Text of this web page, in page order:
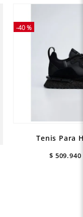
-40 %
Tenis Para
$ 509.940